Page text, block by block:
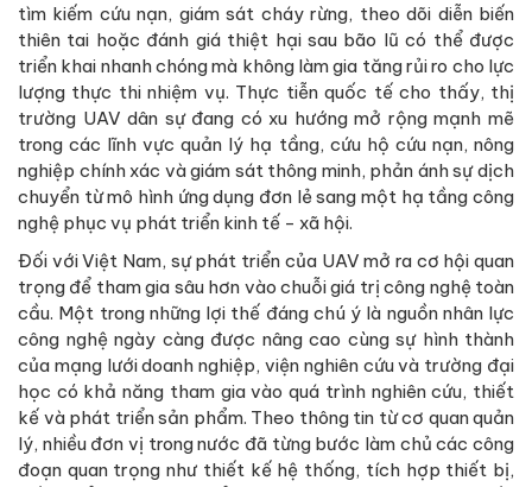
tìm kiếm cứu nạn, giám sát cháy rừng, theo dõi diễn biến
thiên tai hoặc đánh giá thiệt hại sau bão lũ có thể được
triển khai nhanh chóng mà không làm gia tăng rủi ro cho lực
lượng thực thi nhiệm vụ. Thực tiễn quốc tế cho thấy, thị
trường UAV dân sự đang có xu hướng mở rộng mạnh mẽ
trong các lĩnh vực quản lý hạ tầng, cứu hộ cứu nạn, nông
nghiệp chính xác và giám sát thông minh, phản ánh sự dịch
chuyển từ mô hình ứng dụng đơn lẻ sang một hạ tầng công
nghệ phục vụ phát triển kinh tế - xã hội.
Đối với Việt Nam, sự phát triển của UAV mở ra cơ hội quan
trọng để tham gia sâu hơn vào chuỗi giá trị công nghệ toàn
cầu. Một trong những lợi thế đáng chú ý là nguồn nhân lực
công nghệ ngày càng được nâng cao cùng sự hình thành
của mạng lưới doanh nghiệp, viện nghiên cứu và trường đại
học có khả năng tham gia vào quá trình nghiên cứu, thiết
kế và phát triển sản phẩm. Theo thông tin từ cơ quan quản
lý, nhiều đơn vị trong nước đã từng bước làm chủ các công
đoạn quan trọng như thiết kế hệ thống, tích hợp thiết bị,